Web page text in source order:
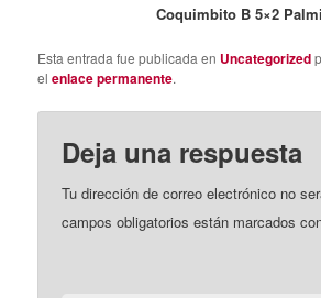
Coquimbito B 5×2
Esta entrada fue publicada en Uncategorized
elenlace permanente.
Deja una respuesta
Tu dirección de correo electrónico no
campos obligatorios están marcados